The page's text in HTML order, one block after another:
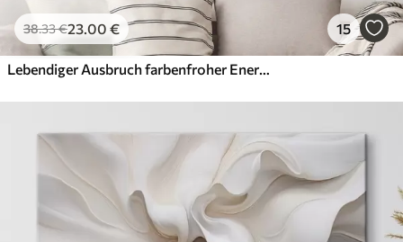
38.33€23.00 € 15
Lebendiger Ausbruch farbenfroher Energie